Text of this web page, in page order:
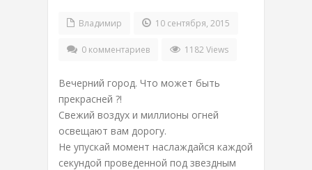
Владимир 10 сентября, 2015
0 комментариев 1182 Views
Вечерний город. Что может быть
прекрасней ?!
Свежий воздух и миллионы огней
освещают вам дорогу.
Не упускай момент наслаждайся каждой
секундой проведенной под звездным